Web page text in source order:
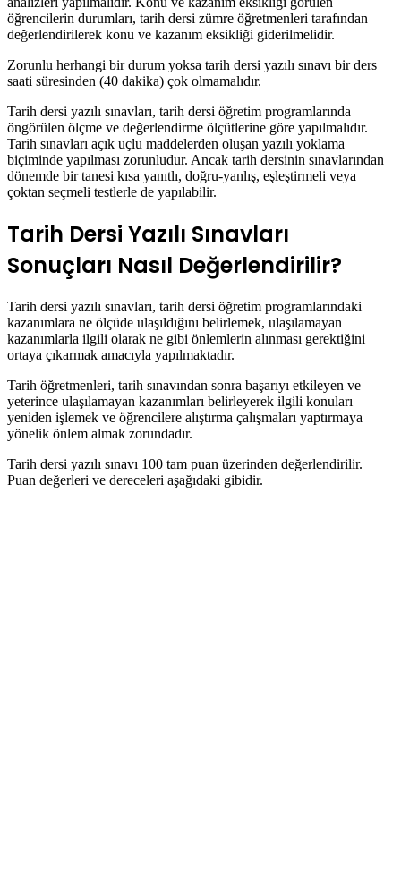
öğrencilerin durumları, tarih dersi zümre öğretmenleri tarafından
değerlendirilerek konu ve kazanım eksikliği giderilmelidir.
Zorunlu herhangi bir durum yoksa tarih dersi yazılı sınavı bir ders
saati süresinden (40 dakika) çok olmamalıdır.
Tarih dersi yazılı sınavları, tarih dersi öğretim programlarında
öngörülen ölçme ve değerlendirme ölçütlerine göre yapılmalıdır.
Tarih sınavları açık uçlu maddelerden oluşan yazılı yoklama
biçiminde yapılması zorunludur. Ancak tarih dersinin sınavlarından
dönemde bir tanesi kısa yanıtlı, doğru-yanlış, eşleştirmeli veya
çoktan seçmeli testlerle de yapılabilir.
Tarih Dersi Yazılı Sınavları
Sonuçları Nasıl Değerlendirilir?
Tarih dersi yazılı sınavları, tarih dersi öğretim programlarındaki
kazanımlara ne ölçüde ulaşıldığını belirlemek, ulaşılamayan
kazanımlarla ilgili olarak ne gibi önlemlerin alınması gerektiğini
ortaya çıkarmak amacıyla yapılmaktadır.
Tarih öğretmenleri, tarih sınavından sonra başarıyı etkileyen ve
yeterince ulaşılamayan kazanımları belirleyerek ilgili konuları
yeniden işlemek ve öğrencilere alıştırma çalışmaları yaptırmaya
yönelik önlem almak zorundadır.
Tarih dersi yazılı sınavı 100 tam puan üzerinden değerlendirilir.
Puan değerleri ve dereceleri aşağıdaki gibidir.